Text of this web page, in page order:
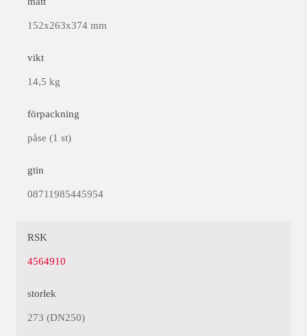
152x263x374 mm
vikt
14,5 kg
förpackning
påse (1 st)
gtin
08711985445954
RSK
4564910
storlek
273 (DN250)